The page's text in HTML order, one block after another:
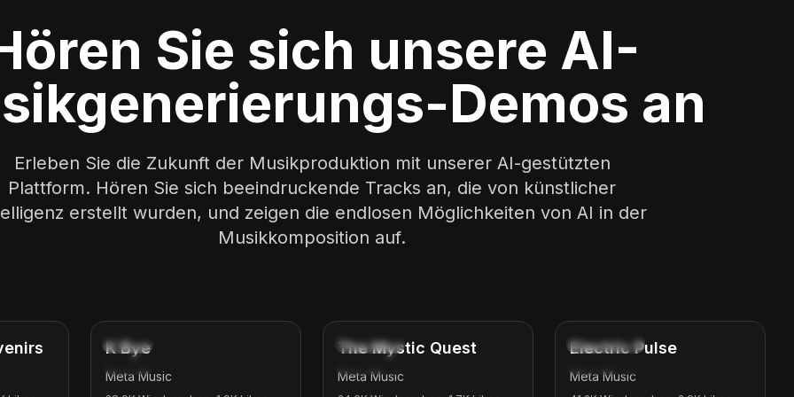
Sie sich unsere AI-
Demos an
Erleben Sie die Zukunft der Musikproduktion mit unserer AI-gestützten
Plattform. Hören Sie sich beeindruckende Tracks an, die von künstlicher
erstellt wurden, und zeigen die endlosen Möglichkeiten von AI in der
Musikkomposition auf.
Indie
K Bye
Meta Music
Fantasie
The Mystic Quest
Meta Music
Elektronisch
Electric Pulse
Meta Music